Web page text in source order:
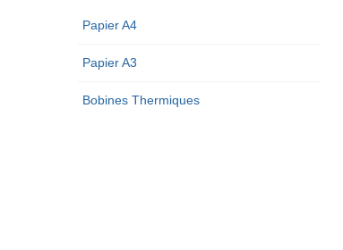
Papier A4
Papier A3
Bobines Thermiques